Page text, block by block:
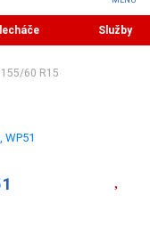
Služby
155/60 R15